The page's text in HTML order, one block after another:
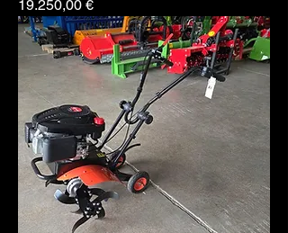
Prezzo
19.250,00 €